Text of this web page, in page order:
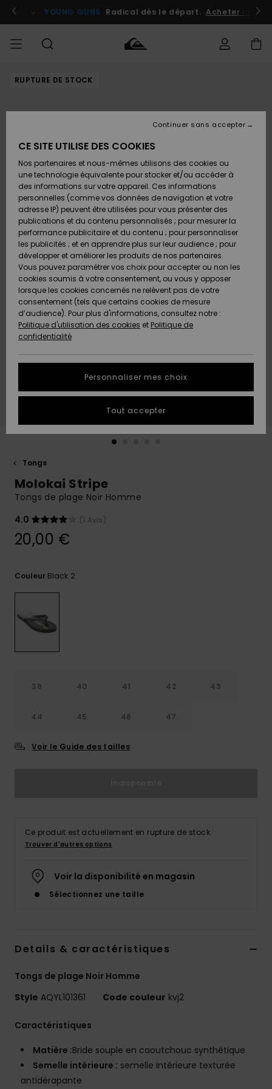
l'information
le
Se connecter / s'inscrire
YOUNG GUNS Radical dès le départ. Acheter
HOMME Vêtements
Chaussures
& Tongs
Surf
Snow
Nouveautés
A
Découvrir
Vêtements
Chaussures
& Tongs
Surf
Snow
Nouveautés
A
Découvrir
FEMME
Shop
A
Découvrir
Snow
SURF
Surf
Surf
Shop
Enfant
Highlights
Communauté
SNOW
Snow
Snow
Shop
Enfant
Snow
Shop
Femme
A
Découvrir
Communauté
OUTLET
Outlet
Enfant
Outlet
Femme
AIDE &
CONTACT
Accéder à
Retours
Paiement
Carte
Cadeau
Quiksilver
Freedom
Protection
des
tailles
conversation
plus rapide
à votre
Démarrer
Consulter
MAGASINS
QUIKSILVER
RUPTURE DE STOCK
Tongs
Molokai Stripe
Tongs de plage Noir Homme
4.0
(1 Avis)
20,00 €
Couleur Black 2
39 40 41 42 43
44 45 46 47
Voir le Guide des tailles
Ce produit est actuellement en rupture de stock.
Trouver d'autres options
Voir la disponibilité en magasin
Sélectionnez une taille
Details & caractéristiques
Tongs de plage Noir Homme
Style AQYL101361 Code couleur kvj2
Caractéristiques
Matière :Bride souple en caoutchouc synthétique
Semelle intérieure : semelle intérieure texturée
antidérapante
CE SITE UTILISE DES COOKIES
Nos partenaires et nous-mêmes utilisons des cookies ou
une technologie équivalente pour stocker et/ou accéder à
des informations sur votre appareil. Ces informations
personnelles (comme vos données de navigation et votre
adresse IP) peuvent être utilisées pour vous présenter des
publications et du contenu personnalisés ; pour mesurer la
performance publicitaire et du contenu ; pour personnaliser
les publicités ; et en apprendre plus sur leur audience ; pour
développer et améliorer les produits de nos partenaires.
Vous pouvez paramétrer vos choix pour accepter ou non les
cookies soumis à votre consentement, ou vous y opposer
lorsque les cookies concernés ne relèvent pas de votre
consentement (tels que certains cookies de mesure
d’audience). Pour plus d'informations, consultez notre :
Politique d'utilisation des cookies et Politique de
confidentialité
Personnaliser mes choix
Continuer sans accepter
Tout accepter